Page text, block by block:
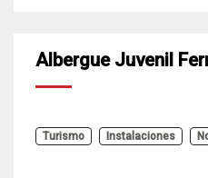
Albergue Juvenil
Turismo Instalaciones